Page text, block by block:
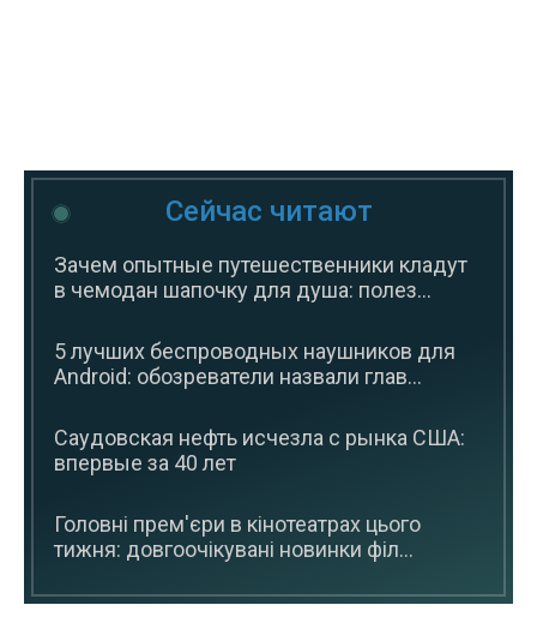
Сейчас читают
Зачем опытные путешественники кладут
в чемодан шапочку для душа: полез...
5 лучших беспроводных наушников для
Android: обозреватели назвали глав...
Саудовская нефть исчезла с рынка США:
впервые за 40 лет
Головні прем'єри в кінотеатрах цього
тижня: довгоочікувані новинки філ...